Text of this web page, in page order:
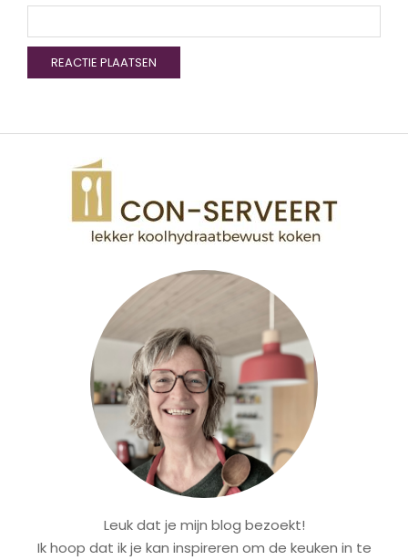
Leuk dat je mijn blog bezoekt!
Ik hoop dat ik je kan inspireren om de keuken in te